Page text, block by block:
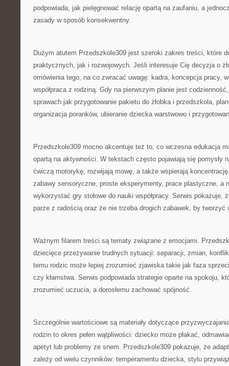
podpowiada, jak pielęgnować relację opartą na zaufaniu, a
zasady w sposób konsekwentny.
Dużym atutem Przedszkole309 jest szeroki zakres treści, które
praktycznych, jak i rozwojowych. Jeśli interesuje Cię decyzja o
omówienia tego, na co zwracać uwagę: kadra, koncepcja pracy,
współpraca z rodziną. Gdy na pierwszym planie jest
sprawach jak przygotowanie pakietu do żłobka i przedszkola,
organizacja poranków, ubieranie dziecka warstwowo i
Przedszkole309 mocno akcentuje też to, co wczesna edukacja
opartą na aktywności. W tekstach często pojawiają się pomysły
ćwiczą motorykę, rozwijają mowę, a także wspierają
zabawy sensoryczne, proste eksperymenty, prace plastyczne, a
wykorzystać gry stołowe do nauki współpracy. Serwis pokazuje,
parze z radością oraz że nie trzeba drogich zabawek, by tworzyć
Ważnym filarem treści są tematy związane z emocjami.
dziecięce przeżywanie trudnych sytuacji: separacji, zmian,
temu rodzic może lepiej zrozumieć zjawiska takie jak faza
czy kłamstwa. Serwis podpowiada strategie oparte na spokoju,
zrozumieć uczucia, a dorosłemu zachować spójność.
Szczególnie wartościowe są materiały dotyczące
rodzin to okres pełen wątpliwości: dziecko może płakać,
apetyt lub problemy ze snem. Przedszkole309 pokazuje, że
zależy od wielu czynników: temperamentu dziecka, stylu